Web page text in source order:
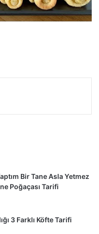
Bir Tane Asla Yetmez
Poğaçası Tarifi
3 Farklı Köfte Tarifi